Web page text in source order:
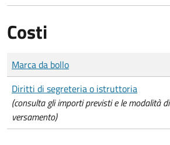
Costi
Tipo di pagamento
Importo
Marca da bollo
Diritti di segreteria o istruttoria
(consulta gli importi previsti e le modalità di
versamento)